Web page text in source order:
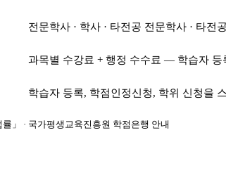
전문학사 · 학사 · 타전공 전문학사 · 타전
과목별 수강료 + 행정 수수료 — 학습자 등
학습자 등록, 학점인정신청, 학위 신청을
」 · 국가평생교육진흥원 학점은행 안내